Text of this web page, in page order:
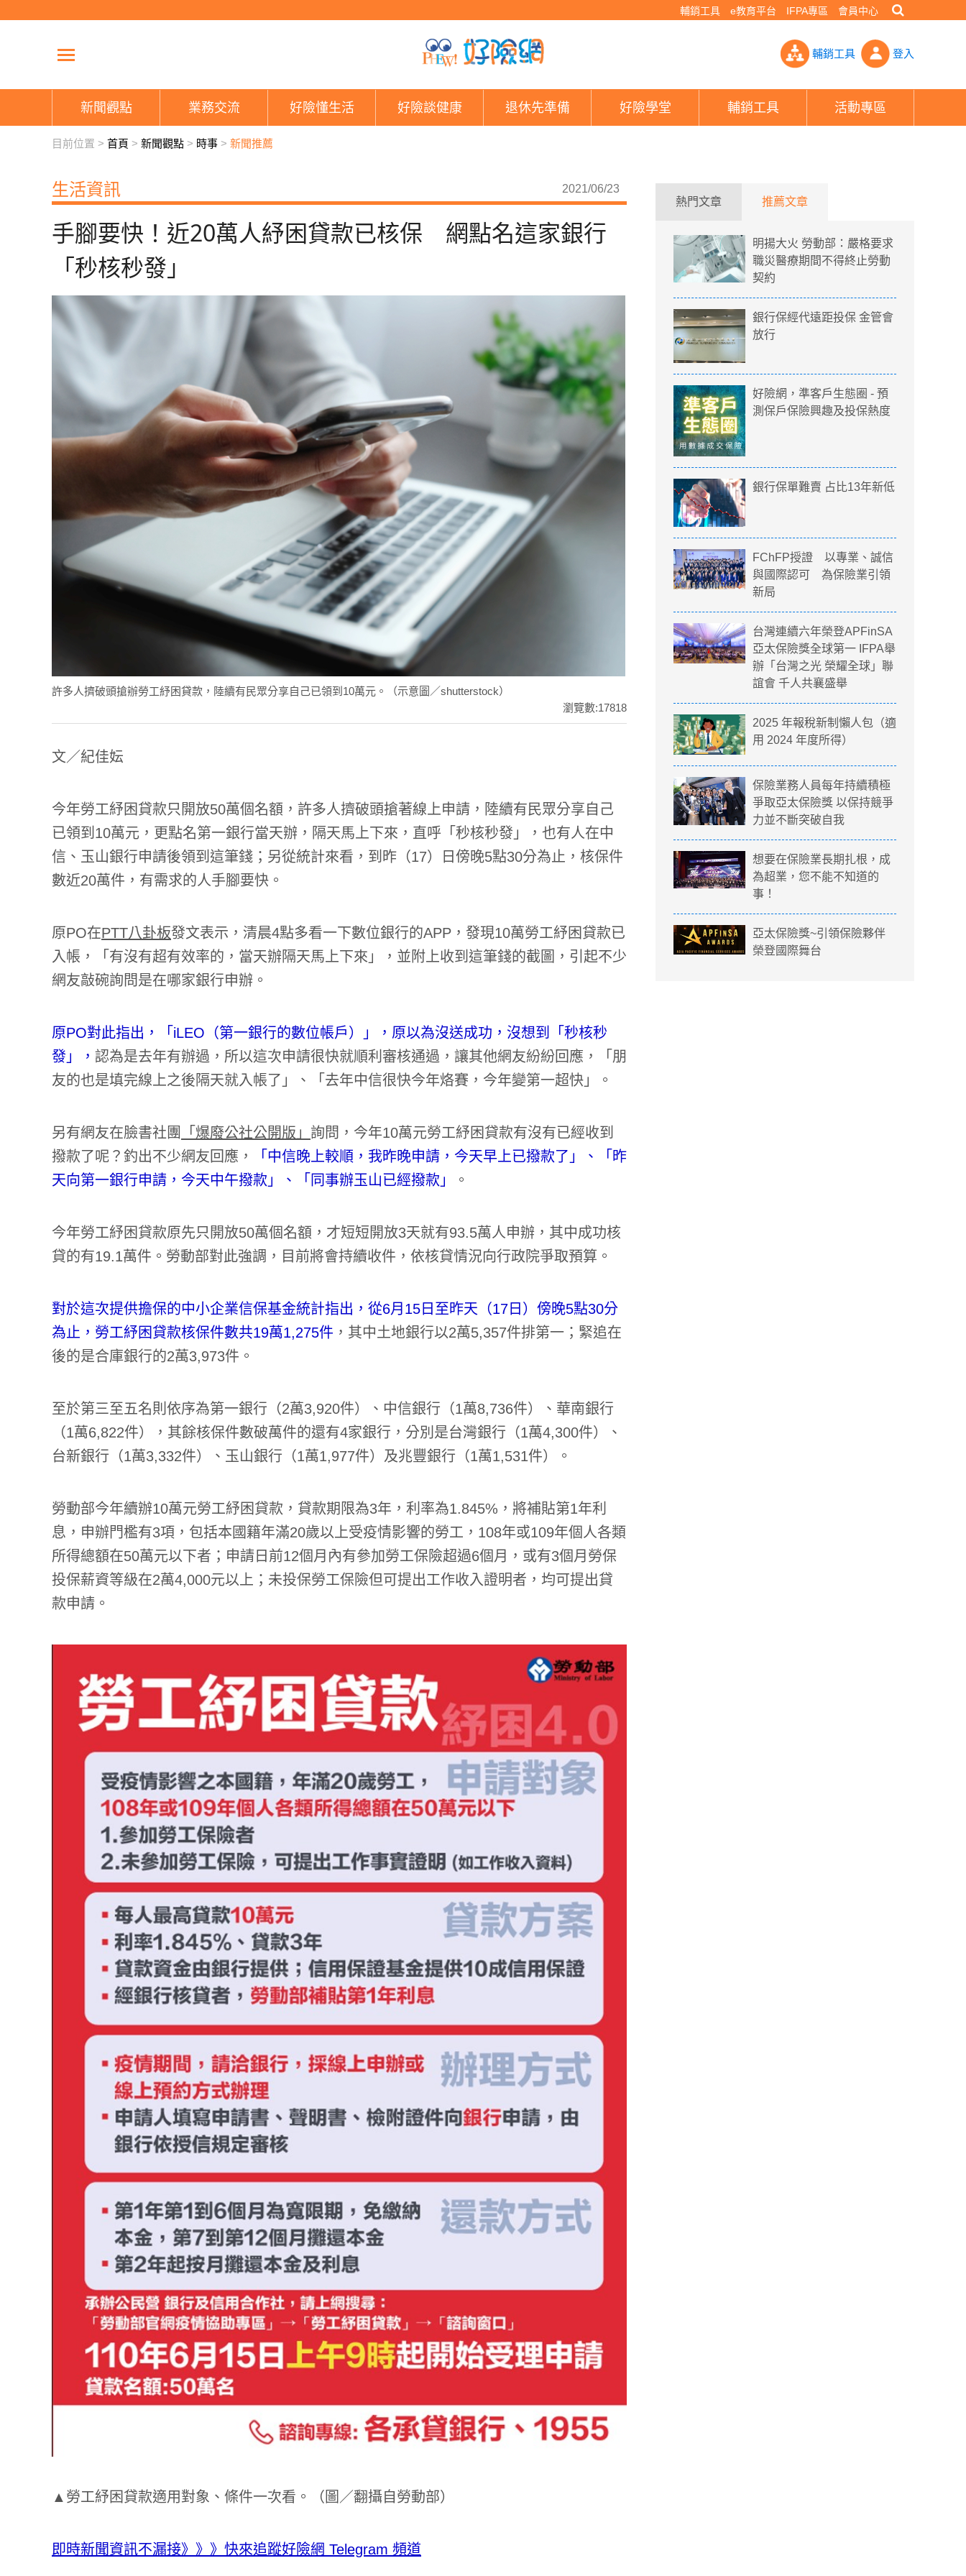
輔銷工具 e教育平台 IFPA專區 會員中心
手腳要快！近20萬人紓困貸款已核保 網點名這家銀行「秒核秒發」- PHEW!好險網
輔銷工具 登入
新聞觀點 業務交流 好險懂生活 好險談健康 退休先準備 好險學堂 輔銷工具 活動專區
目前位置 > 首頁 > 新聞觀點 > 時事 > 新聞推薦
生活資訊 2021/06/23
手腳要快！近20萬人紓困貸款已核保 網點名這家銀行
「秒核秒發」
許多人擠破頭搶辦勞工紓困貸款，陸續有民眾分享自己已領到10萬元。（示意圖／shutterstock）
瀏覽數:17818
文／紀佳妘
今年勞工紓困貸款只開放50萬個名額，許多人擠破頭搶著線上申請，陸續有民眾分享自己
已領到10萬元，更點名第一銀行當天辦，隔天馬上下來，直呼「秒核秒發」，也有人在中
信、玉山銀行申請後領到這筆錢；另從統計來看，到昨（17）日傍晚5點30分為止，核保件
數近20萬件，有需求的人手腳要快。
原PO在PTT八卦板發文表示，清晨4點多看一下數位銀行的APP，發現10萬勞工紓困貸款已
入帳，「有沒有超有效率的，當天辦隔天馬上下來」，並附上收到這筆錢的截圖，引起不少
網友敲碗詢問是在哪家銀行申辦。
原PO對此指出，「iLEO（第一銀行的數位帳戶）」，原以為沒送成功，沒想到「秒核秒
發」， 認為是去年有辦過，所以這次申請很快就順利審核通過，讓其他網友紛紛回應，「朋
友的也是填完線上之後隔天就入帳了」、「去年中信很快今年烙賽，今年變第一超快」。
另有網友在臉書社團 「爆廢公社公開版」 詢問，今年10萬元勞工紓困貸款有沒有已經收到
撥款了呢？釣出不少網友回應，
「中信晚上較順，我昨晚申請，今天早上已撥款了」、「昨
天向第一銀行申請，今天中午撥款」、「同事辦玉山已經撥款」
。
今年勞工紓困貸款原先只開放50萬個名額，才短短開放3天就有93.5萬人申辦，其中成功核
貸的有19.1萬件。勞動部對此強調，目前將會持續收件，依核貸情況向行政院爭取預算。
對於這次提供擔保的中小企業信保基金統計指出，從6月15日至昨天（17日）傍晚5點30分
為止，勞工紓困貸款核保件數共19萬1,275件 ，其中土地銀行以2萬5,357件排第一；緊追在
後的是合庫銀行的2萬3,973件。
至於第三至五名則依序為第一銀行（2萬3,920件）、中信銀行（1萬8,736件）、華南銀行
（1萬6,822件），其餘核保件數破萬件的還有4家銀行，分別是台灣銀行（1萬4,300件）、
台新銀行（1萬3,332件）、玉山銀行（1萬1,977件）及兆豐銀行（1萬1,531件）。
勞動部今年續辦10萬元勞工紓困貸款，貸款期限為3年，利率為1.845%，將補貼第1年利
息，申辦門檻有3項，包括本國籍年滿20歲以上受疫情影響的勞工，108年或109年個人各類
所得總額在50萬元以下者；申請日前12個月內有參加勞工保險超過6個月，或有3個月勞保
投保薪資等級在2萬4,000元以上；未投保勞工保險但可提出工作收入證明者，均可提出貸
款申請。
▲勞工紓困貸款適用對象、條件一次看。（圖／翻攝自勞動部）
即時新聞資訊不漏接》》》快來追蹤好險網 Telegram 頻道
熱門文章 推薦文章
明揚大火 勞動部：嚴格要求
職災醫療期間不得終止勞動
契約
銀行保經代遠距投保 金管會
放行
好險網，準客戶生態圈 - 預
測保戶保險興趣及投保熱度
銀行保單難賣 占比13年新低
FChFP授證 以專業、誠信
與國際認可 為保險業引領
新局
台灣連續六年榮登APFinSA
亞太保險獎全球第一 IFPA舉
辦「台灣之光 榮耀全球」聯
誼會 千人共襄盛舉
2025 年報稅新制懶人包（適
用 2024 年度所得）
保險業務人員每年持續積極
爭取亞太保險獎 以保持競爭
力並不斷突破自我
想要在保險業長期扎根，成
為超業，您不能不知道的
事！
亞太保險獎~引領保險夥伴
榮登國際舞台